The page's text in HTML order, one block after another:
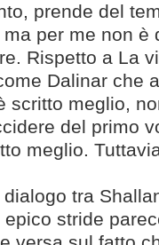
prende del
per me non è
Rispetto a La
Dalinar che
scritto meglio,
del primo
meglio.
tra
stride